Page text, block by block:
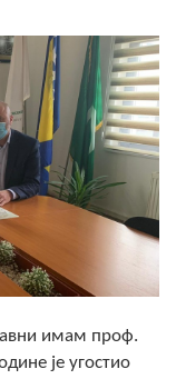
имам проф.
је угостио